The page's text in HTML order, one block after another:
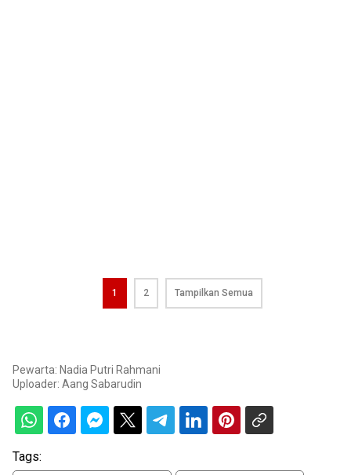
1 2 Tampilkan Semua
Pewarta: Nadia Putri Rahmani
Uploader: Aang Sabarudin
Tags: